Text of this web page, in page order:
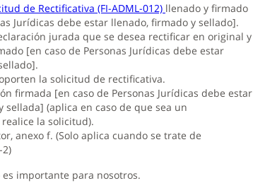
de Rectificativa (FI-ADML-012) llenado y firmado
Jurídicas debe estar llenado, firmado y sellado].
jurada que se desea rectificar en original y
[en caso de Personas Jurídicas debe estar
la solicitud de rectificativa.
firmada [en caso de Personas Jurídicas debe estar
sellada] (aplica en caso de que sea un
la solicitud).
anexo f. (Solo aplica cuando se trate de
importante para nosotros.